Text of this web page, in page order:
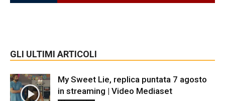
GLI ULTIMI ARTICOLI
My Sweet Lie, replica puntata 7 agosto
in streaming | Video Mediaset